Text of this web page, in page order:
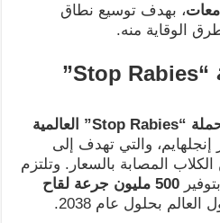
، بهدف توسيع نطاق
الوقاية منه.
“Stop Rabies”
“Stop Rabies”
العالمية
والتي تهدف إلى
المصابة بالسعار. وتلتزم
500 مليون جرعة لقاح
بحلول عام 2038.